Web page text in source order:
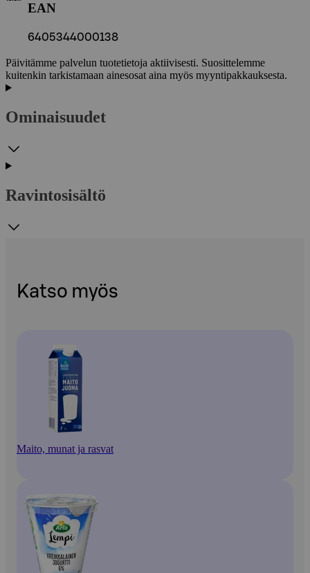
EAN
6405344000138
Päivitämme palvelun tuotetietoja aktiivisesti. Suosittelemme
kuitenkin tarkistamaan ainesosat aina myös myyntipakkauksesta.
Ominaisuudet
Ravintosisältö
Katso myös
Maito, munat ja rasvat